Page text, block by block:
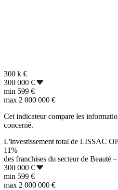
300 k €
300 000 €
min 599 €
max 2 000 000 €
Cet indicateur compare les
concerné.
L'investissement total de LISSAC
11%
des franchises du secteur de Beauté
300 000 €
min 599 €
max 2 000 000 €